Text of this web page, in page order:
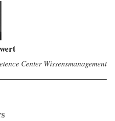
Center Wissensmanagement